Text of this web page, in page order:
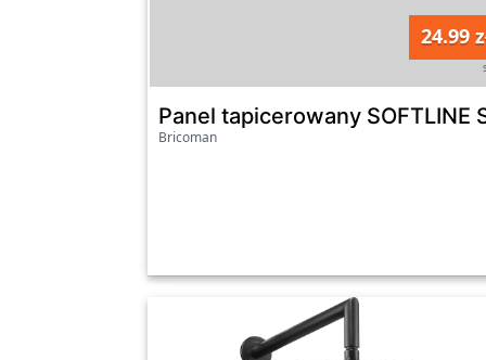
24.99
Panel tapicerowany
Bricoman